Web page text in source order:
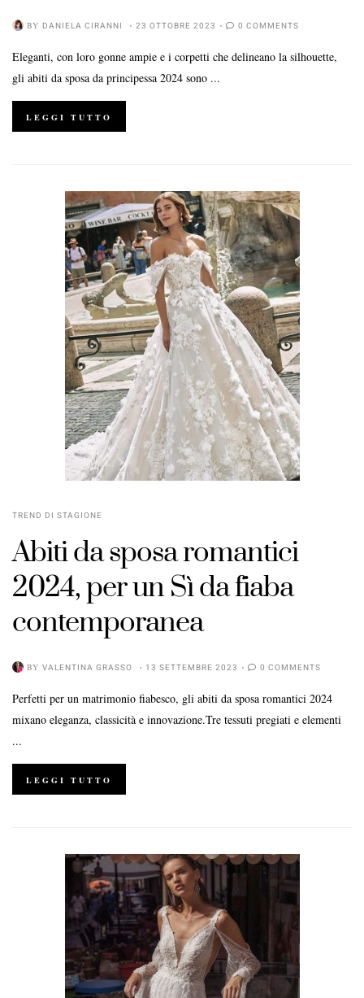
BY DANIELA CIRANNI 23 OTTOBRE 2023 0 COMMENTS
Eleganti, con loro gonne ampie e i corpetti che delineano la silhouette,
gli abiti da sposa da principessa 2024 sono ...
LEGGI TUTTO
TREND DI STAGIONE
Abiti da sposa romantici
2024, per un Sì da fiaba
contemporanea
BY VALENTINA GRASSO 13 SETTEMBRE 2023 0 COMMENTS
Perfetti per un matrimonio fiabesco, gli abiti da sposa romantici 2024
mixano eleganza, classicità e innovazione.Tre tessuti pregiati e elementi
...
LEGGI TUTTO